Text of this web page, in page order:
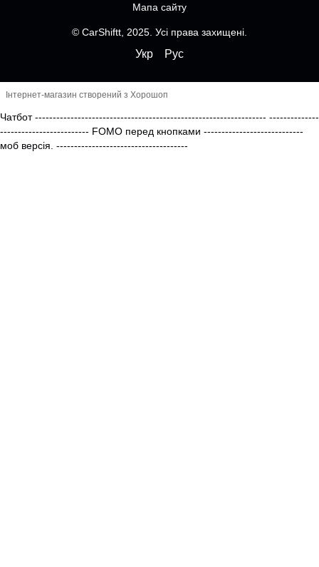
Мапа сайту
© CarShiftt, 2025. Усі права захищені.
Укр Рус
Інтернет-магазин створений з Хорошоп
Чатбот----------------------------------------------------------------- --------------
------------------------- FOMO перед кнопками ----------------------------
моб версія. -------------------------------------